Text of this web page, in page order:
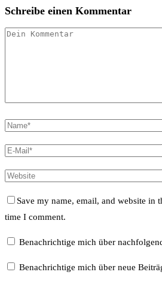
Schreibe einen Kommentar
Save my name, email, and website in
time I comment.
Benachrichtige mich über
Benachrichtige mich über neue